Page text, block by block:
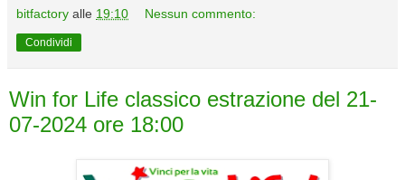
bitfactory alle 19:10 Nessun commento:
Condividi
Win for Life classico estrazione del 21-
07-2024 ore 18:00